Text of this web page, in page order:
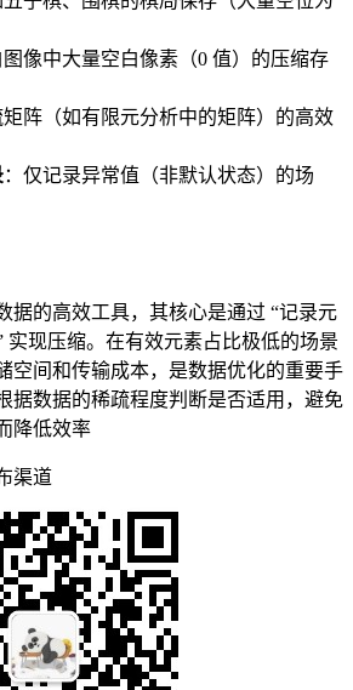
图像中大量空白像素（0 值）的压缩存
矩阵（如有限元分析中的矩阵）的高效
：仅记录异常值（非默认状态）的场
据的高效工具，其核心是通过 “记录元
实现压缩。在有效元素占比极低的场景
空间和传输成本，是数据优化的重要手
据数据的稀疏程度判断是否适用，避免
降低效率
渠道